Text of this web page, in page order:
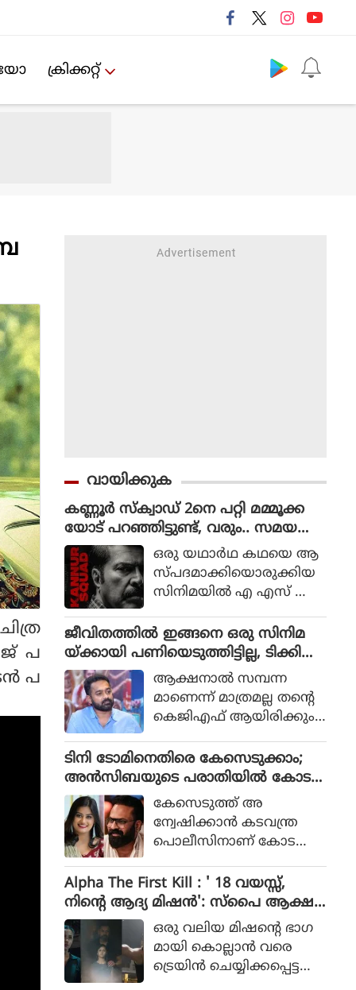
ക്രിക്കറ്റ്‌
പ
പ
വായിക്കുക
കണ്ണൂർ സ്ക്വാഡ് 2നെ പറ്റി മമ്മൂക്ക
യോട് പറഞ്ഞിട്ടുണ്ട്, വരും.. സമയ
മെടുക്കും : റോണി ഡേവിഡ്
ഒരു യഥാര്‍ഥ കഥയെ ആ
സ്പദമാക്കിയൊരുക്കിയ
സിനിമയില്‍ എ എസ് ഐ
ഥാപാത്രമായാണ് മമ്മൂട്ടി
എത്തിയത്. ഒരു കുറ്റ
വാളിയെ പിടികൂടാനായി ഉ
ത്തരേന്ത്യന്‍ സംസ്ഥാനങ്ങ
ളിലേക്ക് യാത്ര തിരിക്കുന്ന
പോലീസ് സംഘത്തിന്റെ ക
ഥയായിരുന്നു 2023ല്‍ പുറ
ത്തിറങ്ങിയ സിനിമ പറ
ഞ്ഞത്.
ജീവിതത്തിൽ ഇങ്ങനെ ഒരു സിനിമ
യ്ക്കായി പണിയെടുത്തിട്ടില്ല, ടിക്കി
ടാക്കയെ പറ്റി ആസിഫ് അലി
ആക്ഷനാല്‍ സമ്പന്ന
മാണെന്ന് മാത്രമല്ല തന്റെ
കെജിഎഫ് ആയിരിക്കും
അലിയുടെ തുറന്നുപറയ
ലും ഒപ്പം വി എസ്
രോഹിത്- ആസിഫ് അലി
കൂട്ടുക്കെട്ടിലുള്ള വിശ്വാസ
വും സിനിമയ്ക്ക് വലിയ
ഹൈപ്പ് നല്‍കിയിട്ടുണ്ട്.
ടിനി ടോമിനെതിരെ കേസെടുക്കാം;
അൻസിബയുടെ പരാതിയിൽ കോട
തി നിർദേശം കേസെടുത്ത് അ
ന്വേഷിക്കാൻ കടവന്ത്ര
പൊലീസിനാണ് കോട
Alpha The First Kill : ' 18 വയസ്സ്,
നിന്റെ ആദ്യ മിഷന്‍': സ്‌പൈ ആക്ഷ
ന്‍ ചിത്രത്തില്‍ നായികയായി ആലിയ,
ആല്‍ഫ ടീസര്‍ പുറത്ത്
ഒരു വലിയ മിഷന്റെ ഭാഗ
മായി കൊല്ലാന്‍ വരെ
ട്രെയിന്‍ ചെയ്യിക്കപ്പെട്ട